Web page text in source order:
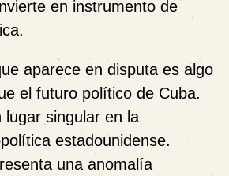
en instrumento de
aparece en disputa es algo
el futuro político de Cuba.
lugar singular en la
estadounidense.
una anomalía